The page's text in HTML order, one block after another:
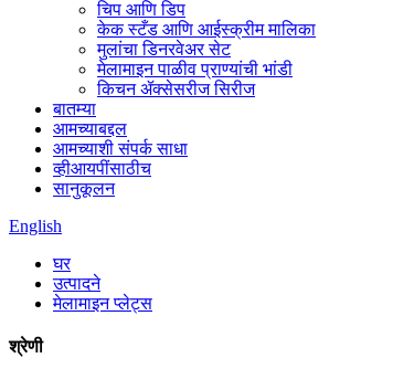
चिप आणि डिप
केक स्टँड आणि आईस्क्रीम मालिका
मुलांचा डिनरवेअर सेट
मेलामाइन पाळीव प्राण्यांची भांडी
किचन ॲक्सेसरीज सिरीज
बातम्या
आमच्याबद्दल
आमच्याशी संपर्क साधा
व्हीआयपींसाठीच
सानुकूलन
English
घर
उत्पादने
मेलामाइन प्लेट्स
श्रेणी